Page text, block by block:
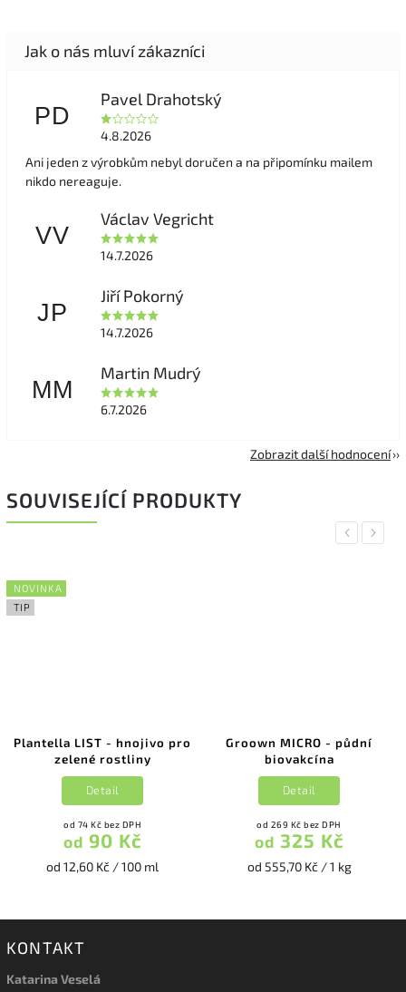
PD
Pavel Drahotský
4.8.2026
Ani jeden z výrobkům nebyl doručen a na připomínku mailem
nikdo nereaguje.
VV
Václav Vegricht
14.7.2026
JP
Jiří Pokorný
14.7.2026
MM
Martin Mudrý
6.7.2026
Zobrazit další hodnocení
SOUVISEJÍCÍ PRODUKTY
Previous
NOVINKA
TIP
Plantella LIST - hnojivo pro
zelené rostliny
od 74 Kč bez DPH
od 90 Kč
od 12,60 Kč / 100 ml
Detail
Groown MICRO - půdní
biovakcína
od 269 Kč bez DPH
od 325 Kč
od 555,70 Kč / 1 kg
Detail
Next
KONTAKT
Katarina Veselá